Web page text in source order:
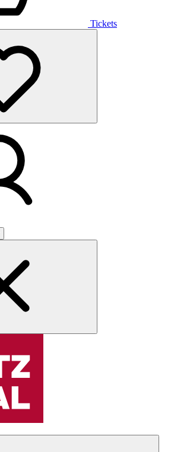
Tickets